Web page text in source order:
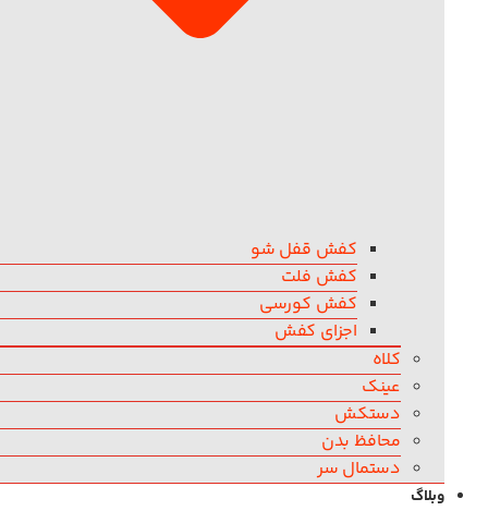
کفش قفل شو
کفش فلت
کفش کورسی
اجزای کفش
کلاه
عینک
دستکش
محافظ بدن
دستمال سر
وبلاگ